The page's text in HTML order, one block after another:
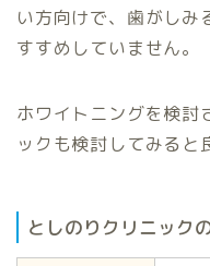
い方向けで、歯がしみ
すすめしていません。
ホワイトニングを検討
ックも検討してみると
としのりクリニック